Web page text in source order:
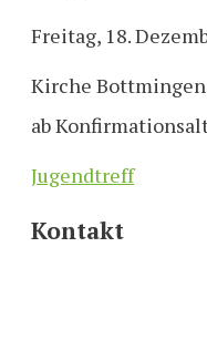
Freitag, 18.
Kirche
ab
Jugendtreff
Kontakt